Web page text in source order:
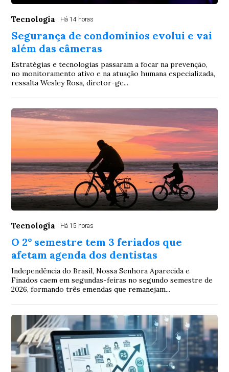
Tecnologia Há 14 horas
Segurança de condomínios evolui e vai
além das câmeras
Estratégias e tecnologias passaram a focar na prevenção,
no monitoramento ativo e na atuação humana especializada,
ressalta Wesley Rosa, diretor-ge...
Tecnologia Há 15 horas
O 2° semestre tem 3 feriados que
afetam agenda dos dentistas
Independência do Brasil, Nossa Senhora Aparecida e
Finados caem em segundas-feiras no segundo semestre de
2026, formando três emendas que remanejam...